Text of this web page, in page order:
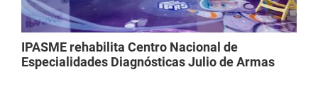
IPASME rehabilita Centro Nacional de
Especialidades Diagnósticas Julio de Armas